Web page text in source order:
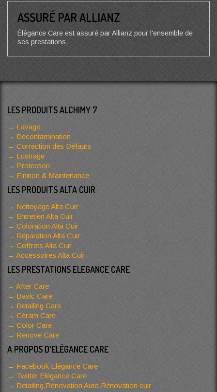
ASSURÉ PAR ALLIANZ
Élégance Care est assuré par Allianz pour l'ensemble de
ses prestations.
LES PRODUITS ALCHIMY 7
Lavage
Décontamination
Correction des Défauts
Lustrage
Protection
Finition & Maintenance
LES PRODUITS ALTA CUIR
Nettoyage Alta Cuir
Entretien Alta Cuir
Coloration Alta Cuir
Réparation Alta Cuir
Coffrets Alta Cuir
Accessoires Alta Cuir
LES PRESTATIONS ELEGANCE CARE
After Care
Basic Care
Detailing Care
Céram Care
Color Care
Renove Care
A PROPOS D'ELÉGANCE CARE
Facebook Elégance Care
Twitter Elégance Care
Detailing,Rénovation Auto,Rénovation cuir